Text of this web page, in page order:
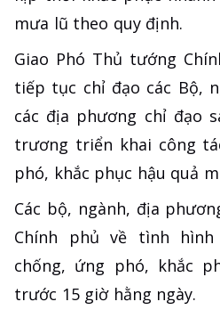
mưa lũ theo quy định.
Giao Phó Thủ tướng
tiếp tục chỉ đạo các Bộ,
các địa phương chỉ đạo
trương triển khai công
phó, khắc phục hậu quả
Các bộ, ngành, địa
Chính phủ về tình
chống, ứng phó, khắc
trước 15 giờ hằng ngày.